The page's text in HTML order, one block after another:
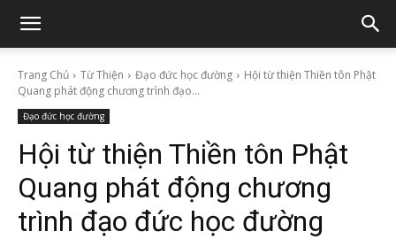
Trang Chủ Từ Thiện Đạo đức học đường
Hội từ thiện Thiền tôn Phật
Quang phát động chương trình đạo...
Đạo đức học đường
Hội từ thiện Thiền tôn Phật
Quang phát động chương
trình đạo đức học đường